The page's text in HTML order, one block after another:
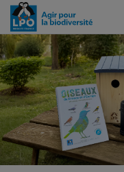
Boutique de la